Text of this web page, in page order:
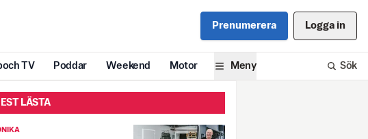
Prenumerera Logga in
TV Poddar Weekend Motor Meny Sök
LÄSTA